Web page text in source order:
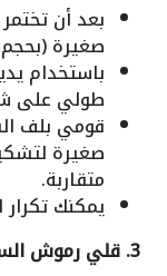
بعد أن
صغيرة
باستخدام
طولي على
قومي بلف
صغيرة
متقاربة.
يمكنك تكرار
3. قلي رموش الست: